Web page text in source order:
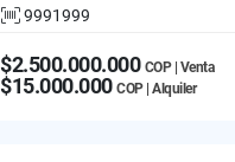
9991999
$2.500.000.000 COP | Venta
$15.000.000 COP | Alquiler